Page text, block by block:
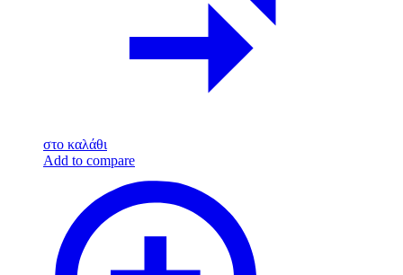
στο καλάθι
Add to compare